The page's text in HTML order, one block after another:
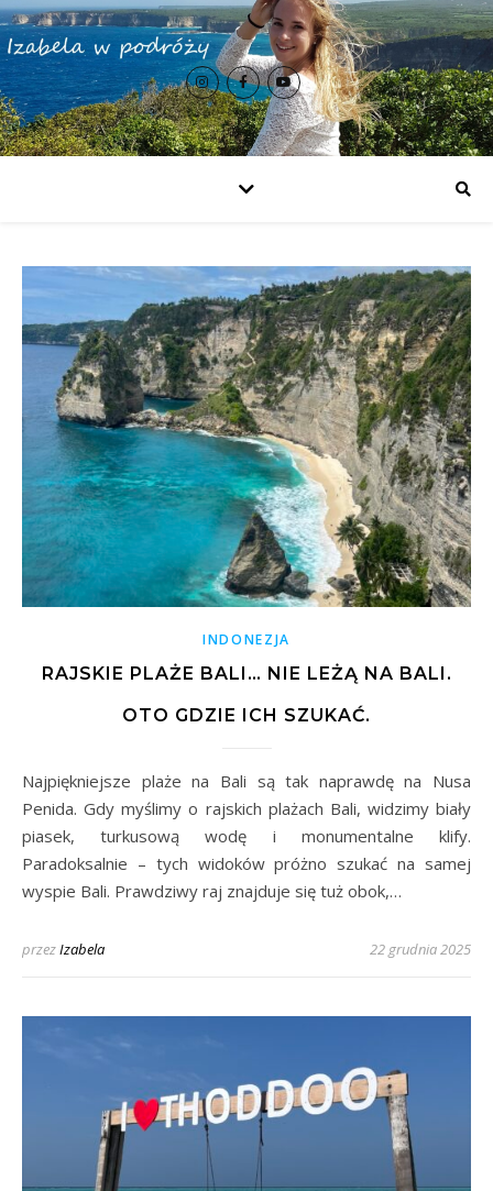
INDONEZJA
RAJSKIE PLAŻE BALI… NIE LEŻĄ NA BALI.
OTO GDZIE ICH SZUKAĆ.
Najpiękniejsze plaże na Bali są tak naprawdę na Nusa
Penida. Gdy myślimy o rajskich plażach Bali, widzimy biały
piasek, turkusową wodę i monumentalne klify.
Paradoksalnie – tych widoków próżno szukać na samej
wyspie Bali. Prawdziwy raj znajduje się tuż obok,…
przezIzabela 22 grudnia 2025